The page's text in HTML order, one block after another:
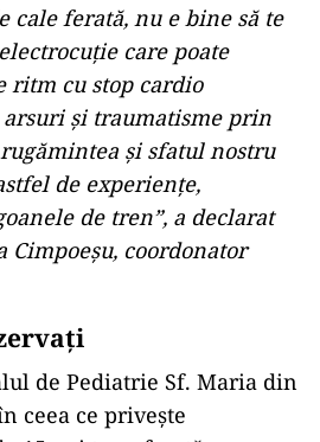
cale ferată, nu e bine să te
care poate
ritm cu stop cardio
arsuri şi traumatisme prin
şi sfatul nostru
de experienţe,
de tren”, a declarat
Cimpoeşu, coordonator
de Pediatrie Sf. Maria din
ceea ce priveşte